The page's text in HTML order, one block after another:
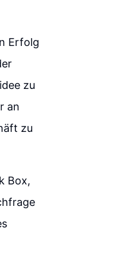
Erfolg
zu
an
zu
Box,